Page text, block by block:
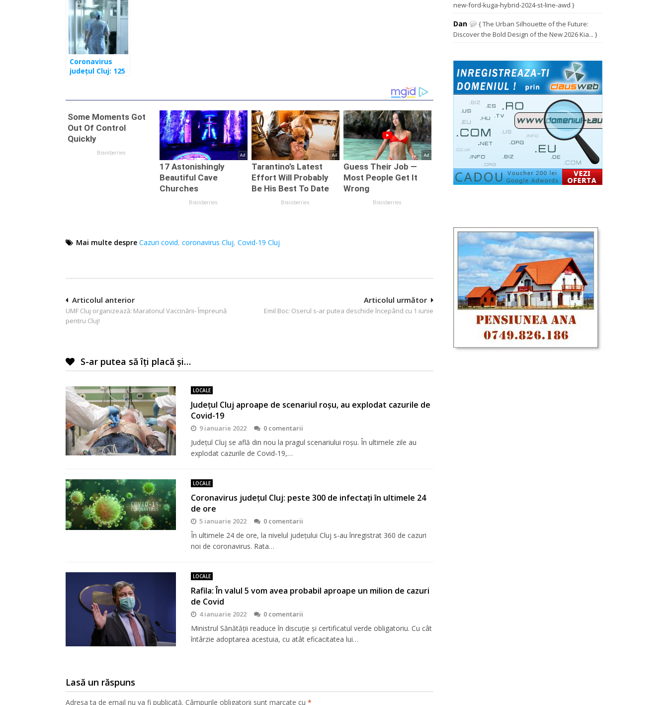
Coronavirus
județul Cluj: 125
ore
Mai multe despre Cazuri covid, coronavirus Cluj, Covid-19 Cluj
Navigare
în
Articolul următor
Emil Boc: Oserul s-ar putea deschide începând cu 1 iunie
Articolul anterior
UMF Cluj organizează: Maratonul Vaccinării- Împreună
pentru Cluj!
S-ar putea să îți placă și…
LOCALE
Județul Cluj aproape de scenariul roșu, au explodat cazurile de
Covid-19
9 ianuarie 2022 0 comentarii
Județul Cluj se află din nou la pragul scenariului roșu. În ultimele zile au
explodat cazurile de Covid-19,…
LOCALE
Coronavirus județul Cluj: peste 300 de infectați în ultimele 24
de ore
5 ianuarie 2022 0 comentarii
În ultimele 24 de ore, la nivelul județului Cluj s-au înregistrat 360 de cazuri
noi de coronavirus. Rata…
LOCALE
Rafila: În valul 5 vom avea probabil aproape un milion de cazuri
de Covid
4 ianuarie 2022 0 comentarii
Ministrul Sănătății readuce în discuție și certificatul verde obligatoriu. Cu cât
întârzie adoptarea acestuia, cu atât eficacitatea lui…
Lasă un răspuns
Adresa ta de email nu va fi publicată. Câmpurile obligatorii sunt marcate cu *
new-ford-kuga-hybrid-2024-st-line-awd }
Dan
{ The Urban Silhouette of the Future:
Discover the Bold Design of the New 2026 Kia... }